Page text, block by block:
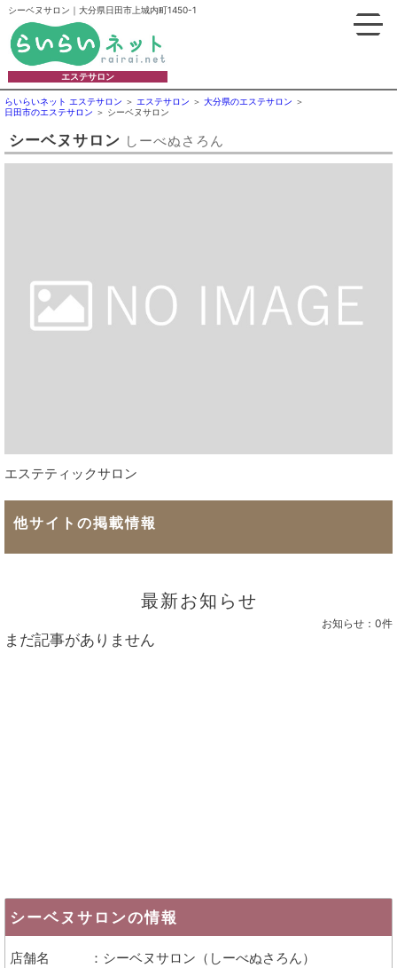
シーベヌサロン｜大分県日田市上城内町1450-1
エステサロン
らいらいネット エステサロン エステサロン
大分県のエステサロン
日田市のエステサロン
シーベヌサロン
シーベヌサロン しーべぬさろん
エステティックサロン
他サイトの掲載情報
最新お知らせ
お知らせ： 0件
まだ記事がありません
シーベヌサロンの情報
店舗名 シーベヌサロン （ しーべぬさろん）